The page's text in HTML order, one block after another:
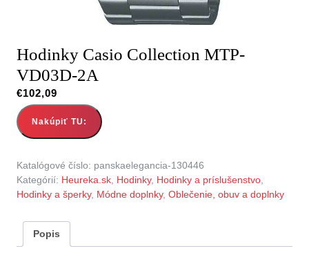
Hodinky Casio Collection MTP-
VD03D-2A
€102,09
Nakúpiť TU:
Katalógové číslo: panskaelegancia-130446
Kategórií: Heureka.sk, Hodinky, Hodinky a príslušenstvo,
Hodinky a šperky, Módne doplnky, Oblečenie, obuv a doplnky
Popis